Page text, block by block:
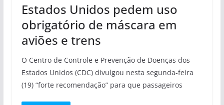
Estados Unidos pedem uso
obrigatório de máscara em
aviões e trens
O Centro de Controle e Prevenção de Doenças dos
Estados Unidos (CDC) divulgou nesta segunda-feira
(19) “forte recomendação” para que passageiros